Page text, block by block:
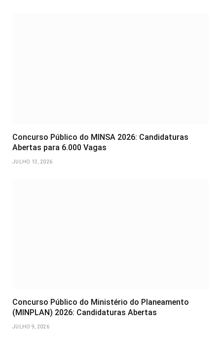
Concurso Público do MINSA 2026: Candidaturas
Abertas para 6.000 Vagas
JULHO 13, 2026
Concurso Público do Ministério do Planeamento
(MINPLAN) 2026: Candidaturas Abertas
JULHO 9, 2026